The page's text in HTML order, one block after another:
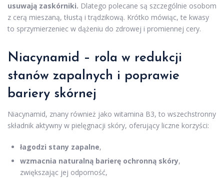
usuwają zaskórniki. Dlatego polecane są szczególnie osobom
z cerą mieszaną, tłustą i trądzikową. Krótko mówiąc, te kwasy
to sprzymierzeniec w dążeniu do zdrowej i promiennej cery.
Niacynamid – rola w redukcji
stanów zapalnych i poprawie
bariery skórnej
Niacynamid, znany również jako witamina B3, to wszechstronny
składnik aktywny w pielęgnacji skóry, oferujący liczne korzyści:
łagodzi stany zapalne,
wzmacnia naturalną barierę ochronną skóry,
zwiększając jej odporność,